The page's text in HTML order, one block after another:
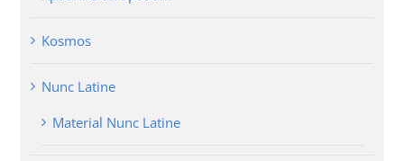
Kosmos
Nunc Latine
Material Nunc Latine